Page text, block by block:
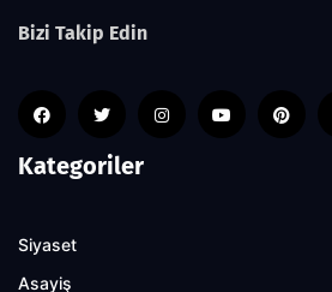
Bizi Takip Edin
Kategoriler
Siyaset
Asayiş